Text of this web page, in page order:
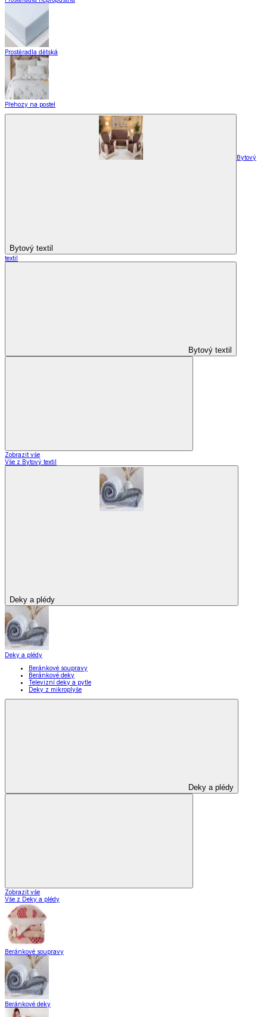
Prostěradla dětská
Přehozy na postel
Bytový textil
Bytový
textil
Bytový textil
Zobrazit vše
Vše z Bytový textil
Deky a plédy
Deky a plédy
Beránkové soupravy
Beránkové deky
Televizní deky a pytle
Deky z mikroplyše
Deky a plédy
Zobrazit vše
Vše z Deky a plédy
Beránkové soupravy
Beránkové deky